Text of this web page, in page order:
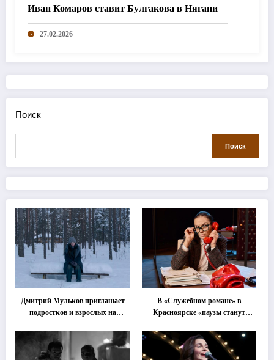
Иван Комаров ставит Булгакова в Нягани
27.02.2026
Поиск
Поиск
Дмитрий Мульков приглашает
подростков и взрослых на
В «Служебном романе» в
Красноярске «паузы станут